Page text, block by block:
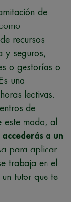
de
recursos
y seguros,
o gestorías o
una
lectivas.
de
este modo, al
accederás a un
para aplicar
trabaja en el
tutor que te